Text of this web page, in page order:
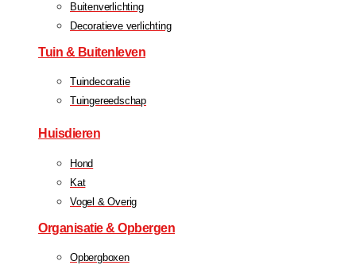
Buitenverlichting
Decoratieve verlichting
Tuin & Buitenleven
Tuindecoratie
Tuingereedschap
Huisdieren
Hond
Kat
Vogel & Overig
Organisatie & Opbergen
Opbergboxen